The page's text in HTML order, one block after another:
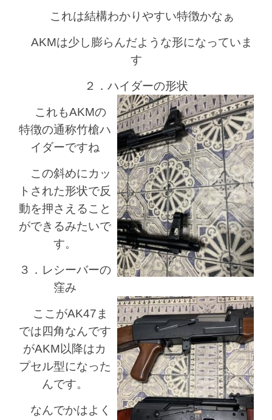
これは結構わかりやすい特徴かなぁ
AKMは少し膨らんだような形になっていま
す
２．ハイダーの形状
これもAKMの
特徴の通称竹槍ハ
イダーですね
この斜めにカッ
トされた形状で反
動を押さえること
ができるみたいで
す。
３．レシーバーの
窪み
ここがAK47ま
では四角なんです
がAKM以降はカ
プセル型になった
んです。
なんでかはよく